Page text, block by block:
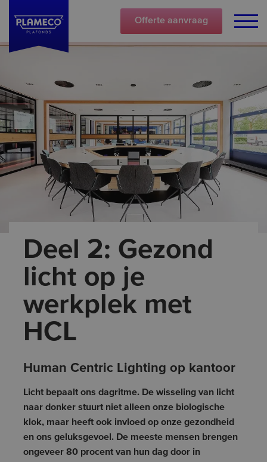
Offerte aanvraag
Deel 2: Gezond
licht op je
werkplek met
HCL
Human Centric Lighting op kantoor
Licht bepaalt ons dagritme. De wisseling van licht
naar donker stuurt niet alleen onze biologische
klok, maar heeft ook invloed op onze gezondheid
en ons geluksgevoel. De meeste mensen brengen
ongeveer 80 procent van hun dag door in